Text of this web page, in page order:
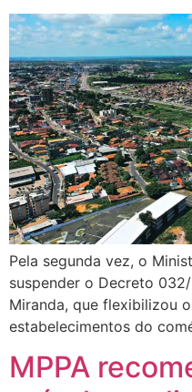
Pela segunda vez, o
suspender o Decreto
Miranda, que flexibilizou
estabelecimentos do
MPPA